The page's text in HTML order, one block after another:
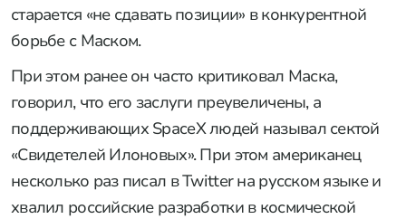
старается «не сдавать позиции» в конкурентной
борьбе с Маском.
При этом ранее он часто критиковал Маска,
говорил, что его заслуги преувеличены, а
поддерживающих SpaceX людей называл сектой
«Свидетелей Илоновых». При этом американец
несколько раз писал в Twitter на русском языке и
хвалил российские разработки в космической